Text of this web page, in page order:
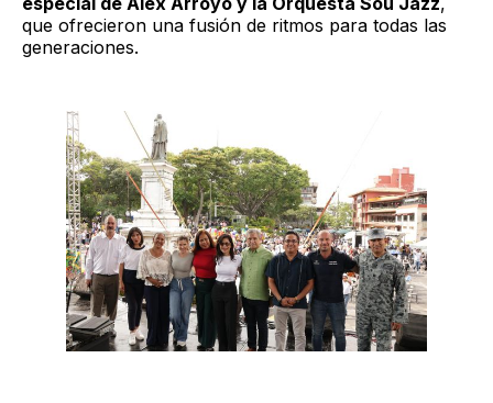
que ofrecieron una fusión de ritmos para todas las
generaciones.